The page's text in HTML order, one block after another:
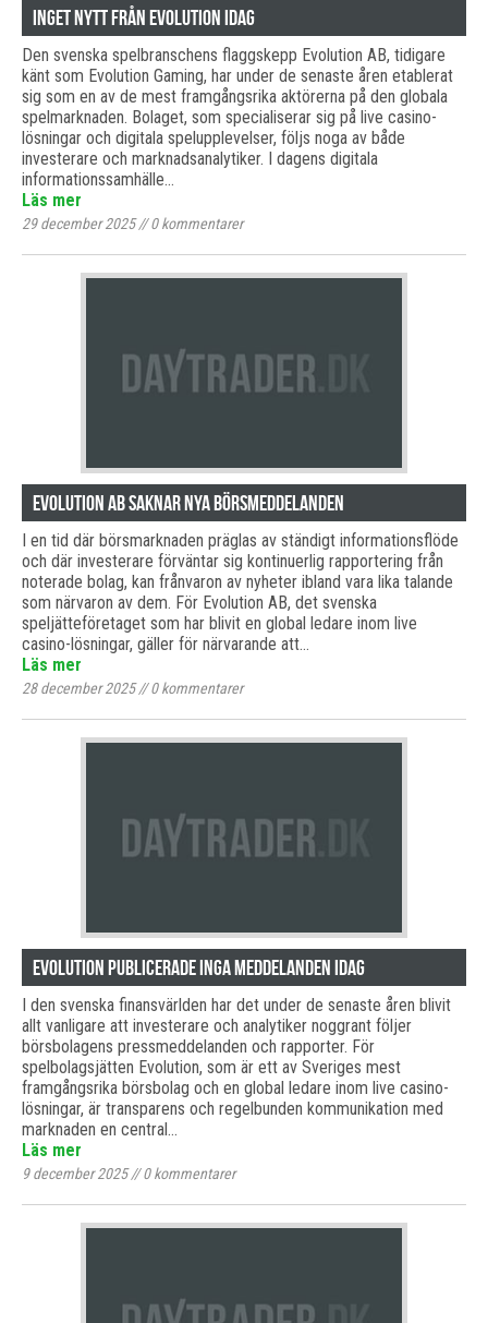
Inget nytt från Evolution idag
Den svenska spelbranschens flaggskepp Evolution AB, tidigare
känt som Evolution Gaming, har under de senaste åren etablerat
sig som en av de mest framgångsrika aktörerna på den globala
spelmarknaden. Bolaget, som specialiserar sig på live casino-
lösningar och digitala spelupplevelser, följs noga av både
investerare och marknadsanalytiker. I dagens digitala
informationssamhälle…
Läs mer
29 december 2025//0kommentarer
Evolution AB saknar nya börsmeddelanden
I en tid där börsmarknaden präglas av ständigt informationsflöde
och där investerare förväntar sig kontinuerlig rapportering från
noterade bolag, kan frånvaron av nyheter ibland vara lika talande
som närvaron av dem. För Evolution AB, det svenska
speljätteföretaget som har blivit en global ledare inom live
casino-lösningar, gäller för närvarande att…
Läs mer
28 december 2025//0kommentarer
Evolution publicerade inga meddelanden idag
I den svenska finansvärlden har det under de senaste åren blivit
allt vanligare att investerare och analytiker noggrant följer
börsbolagens pressmeddelanden och rapporter. För
spelbolagsjätten Evolution, som är ett av Sveriges mest
framgångsrika börsbolag och en global ledare inom live casino-
lösningar, är transparens och regelbunden kommunikation med
marknaden en central…
Läs mer
9 december 2025//0kommentarer